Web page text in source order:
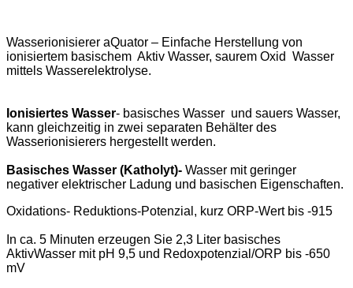
Wasserionisierer aQuator – Einfache Herstellung von
ionisiertem basischem Aktiv Wasser, saurem Oxid Wasser
mittels Wasserelektrolyse.
Ionisiertes Wasser- basisches Wasser und sauers Wasser,
kann gleichzeitig in zwei separaten Behälter des
Wasserionisierers hergestellt werden.
Basisches Wasser (Katholyt)- Wasser mit geringer
negativer elektrischer Ladung und basischen Eigenschaften.
Oxidations- Reduktions-Potenzial, kurz ORP-Wert bis -915
In ca. 5 Minuten erzeugen Sie 2,3 Liter basisches
AktivWasser mit pH 9,5 und Redoxpotenzial/ORP bis -650
mV